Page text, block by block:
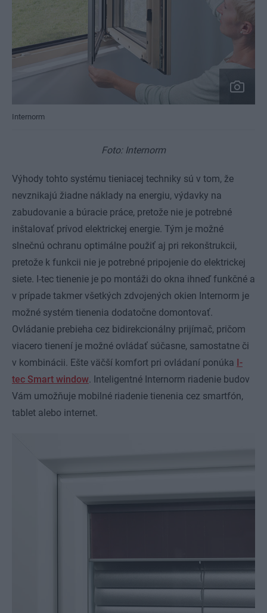
Internorm
Foto: Internorm
Výhody tohto systému tieniacej techniky sú v tom, že
nevznikajú žiadne náklady na energiu, výdavky na
zabudovanie a búracie práce, pretože nie je potrebné
inštalovať prívod elektrickej energie. Tým je možné
slnečnú ochranu optimálne použiť aj pri rekonštrukcii,
pretože k funkcii nie je potrebné pripojenie do elektrickej
siete. I-tec tienenie je po montáži do okna ihneď funkčné a
v prípade takmer všetkých zdvojených okien Internorm je
možné systém tienenia dodatočne domontovať.
Ovládanie prebieha cez bidirekcionálny prijímač, pričom
viacero tienení je možné ovládať súčasne, samostatne či
v kombinácii. Ešte väčší komfort pri ovládaní ponúka I-
tec Smart window. Inteligentné Internorm riadenie budov
Vám umožňuje mobilné riadenie tienenia cez smartfón,
tablet alebo internet.